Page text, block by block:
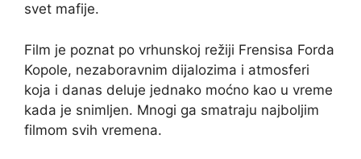
svet mafije.
Film je poznat po vrhunskoj režiji Frensisa Forda
Kopole, nezaboravnim dijalozima i atmosferi
koja i danas deluje jednako moćno kao u vreme
kada je snimljen. Mnogi ga smatraju najboljim
filmom svih vremena.